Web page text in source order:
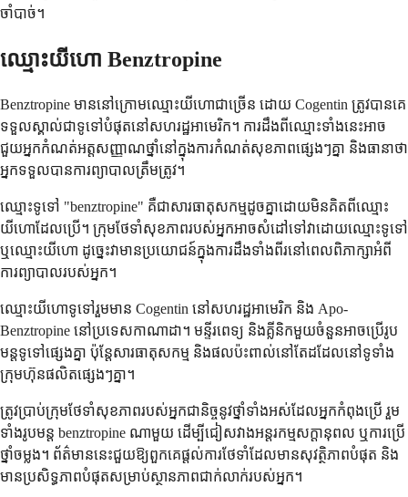
ចាំបាច់។
ឈ្មោះយីហោ Benztropine
Benztropine មាន​នៅ​ក្រោម​ឈ្មោះ​យីហោ​ជា​ច្រើន ដោយ​ Cogentin ត្រូវ​បាន​គេ​
ទទួល​ស្គាល់​ជា​ទូទៅ​បំផុត​នៅ​សហរដ្ឋ​អាមេរិក។ ការ​ដឹង​ពី​ឈ្មោះ​ទាំង​នេះ​អាច​
ជួយ​អ្នក​កំណត់​អត្តសញ្ញាណ​ថ្នាំ​នៅ​ក្នុង​ការ​កំណត់​សុខភាព​ផ្សេងៗ​គ្នា និង​ធានា​ថា​
អ្នក​ទទួល​បាន​ការ​ព្យាបាល​ត្រឹមត្រូវ។
ឈ្មោះ​ទូទៅ "benztropine" គឺ​ជា​សារធាតុ​សកម្ម​ដូច​គ្នា​ដោយ​មិន​គិត​ពី​ឈ្មោះ​
យីហោ​ដែល​ប្រើ។ ក្រុម​ថែទាំ​សុខភាព​របស់​អ្នក​អាច​សំដៅ​ទៅ​វា​ដោយ​ឈ្មោះ​ទូទៅ
ឬ​ឈ្មោះ​យីហោ ដូច្នេះ​វា​មាន​ប្រយោជន៍​ក្នុង​ការ​ដឹង​ទាំង​ពីរ​នៅ​ពេល​ពិភាក្សា​អំពី​
ការ​ព្យាបាល​របស់​អ្នក។
ឈ្មោះ​យីហោ​ទូទៅ​រួម​មាន Cogentin នៅ​សហរដ្ឋ​អាមេរិក និង Apo-
Benztropine នៅ​ប្រទេស​កាណាដា។ មន្ទីរពេទ្យ និង​គ្លីនិក​មួយ​ចំនួន​អាច​ប្រើ​រូប
មន្ត​ទូទៅ​ផ្សេង​គ្នា ប៉ុន្តែ​សារធាតុ​សកម្ម និង​ផល​ប៉ះពាល់​នៅ​តែ​ដដែល​នៅ​ទូទាំង​
ក្រុមហ៊ុន​ផលិត​ផ្សេងៗ​គ្នា។
ត្រូវ​ប្រាប់​ក្រុម​ថែទាំ​សុខភាព​របស់​អ្នក​ជានិច្ច​នូវ​ថ្នាំ​ទាំងអស់​ដែល​អ្នក​កំពុង​ប្រើ រួម​
ទាំង​រូបមន្ត benztropine ណាមួយ ដើម្បី​ជៀសវាង​អន្តរកម្ម​សក្តានុពល ឬ​ការ​ប្រើ​
ថ្នាំ​ចម្លង។ ព័ត៌មាន​នេះ​ជួយ​ឱ្យ​ពួកគេ​ផ្តល់​ការ​ថែទាំ​ដែល​មាន​សុវត្ថិភាព​បំផុត និង​
មាន​ប្រសិទ្ធភាព​បំផុត​សម្រាប់​ស្ថានភាព​ជាក់លាក់​របស់​អ្នក។